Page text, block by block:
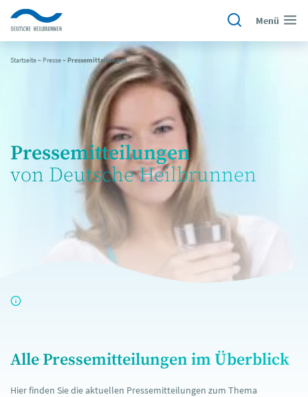
Menü
Startseite~ Presse~Pressemitteilungen
Pressemitteilungen
von Deutsche Heilbrunnen
Alle Pressemitteilungen im Überblick
Hier finden Sie die aktuellen Pressemitteilungen zum Thema